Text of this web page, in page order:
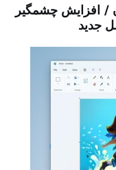
/ افزایش چشمگیر
جدید